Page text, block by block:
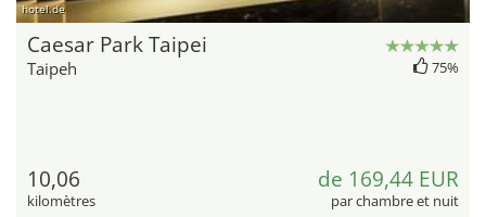
hotel.de
Caesar Park Taipei
Taipeh 75%
10,06
kilomètres
de 169,44 EUR
par chambre et nuit